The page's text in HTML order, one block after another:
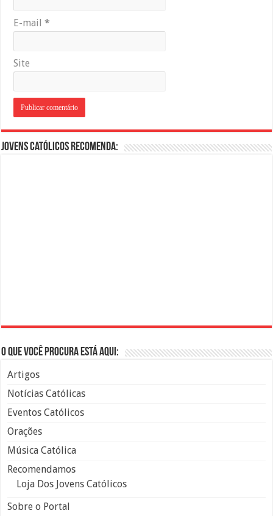
E-mail*
Site
Jovens Católicos Recomenda:
O que você procura está aqui:
Artigos
Notícias Católicas
Eventos Católicos
Orações
Música Católica
Recomendamos
Loja Dos Jovens Católicos
Sobre o Portal